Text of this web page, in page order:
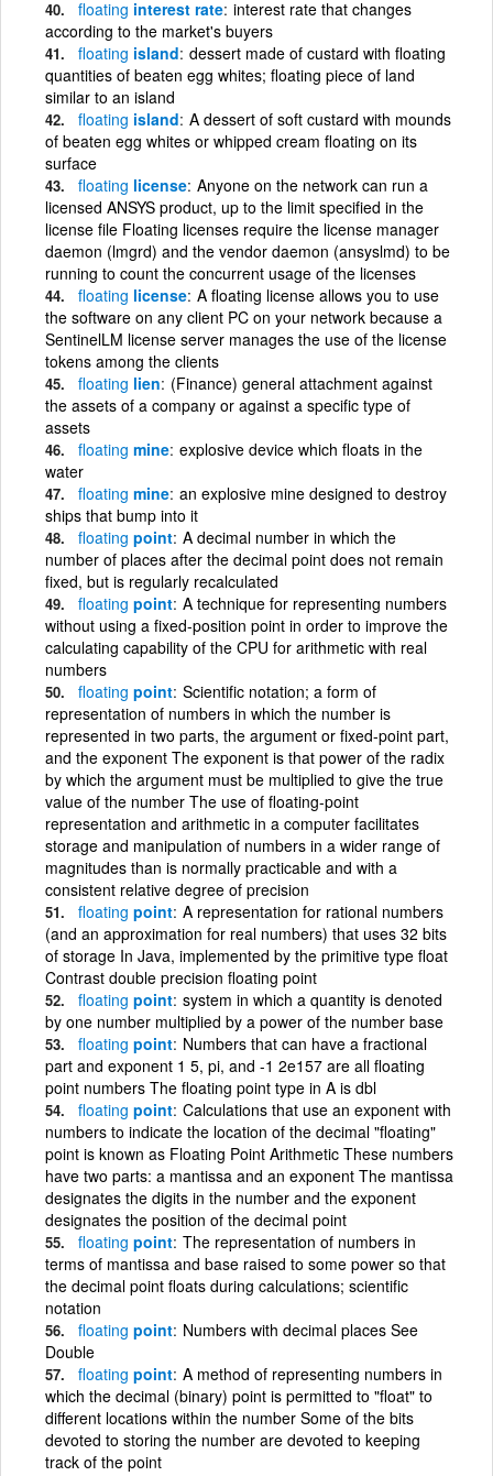
floating interest rate interest rate that changes
according to the market's buyers
floating island dessert made of custard with floating
quantities of beaten egg whites; floating piece of land
similar to an island
floating island A dessert of soft custard with mounds
of beaten egg whites or whipped cream floating on its
surface
floating license Anyone on the network can run a
licensed ANSYS product, up to the limit specified in the
license file Floating licenses require the license manager
daemon (lmgrd) and the vendor daemon (ansyslmd) to be
running to count the concurrent usage of the licenses
floating license A floating license allows you to use
the software on any client PC on your network because a
SentinelLM license server manages the use of the license
tokens among the clients
floating lien (Finance) general attachment against
the assets of a company or against a specific type of
assets
floating mine explosive device which floats in the
water
floating mine an explosive mine designed to destroy
ships that bump into it
floating point A decimal number in which the
number of places after the decimal point does not remain
fixed, but is regularly recalculated
floating point A technique for representing numbers
without using a fixed-position point in order to improve the
calculating capability of the CPU for arithmetic with real
numbers
floating point Scientific notation; a form of
representation of numbers in which the number is
represented in two parts, the argument or fixed-point part,
and the exponent The exponent is that power of the radix
by which the argument must be multiplied to give the true
value of the number The use of floating-point
representation and arithmetic in a computer facilitates
storage and manipulation of numbers in a wider range of
magnitudes than is normally practicable and with a
consistent relative degree of precision
floating point A representation for rational numbers
(and an approximation for real numbers) that uses 32 bits
of storage In Java, implemented by the primitive type float
Contrast double precision floating point
floating point system in which a quantity is denoted
by one number multiplied by a power of the number base
floating point Numbers that can have a fractional
part and exponent 1 5, pi, and -1 2e157 are all floating
point numbers The floating point type in A is dbl
floating point Calculations that use an exponent with
numbers to indicate the location of the decimal "floating"
point is known as Floating Point Arithmetic These numbers
have two parts: a mantissa and an exponent The mantissa
designates the digits in the number and the exponent
designates the position of the decimal point
floating point The representation of numbers in
terms of mantissa and base raised to some power so that
the decimal point floats during calculations; scientific
notation
floating point Numbers with decimal places See
Double
floating point A method of representing numbers in
which the decimal (binary) point is permitted to "float" to
different locations within the number Some of the bits
devoted to storing the number are devoted to keeping
track of the point